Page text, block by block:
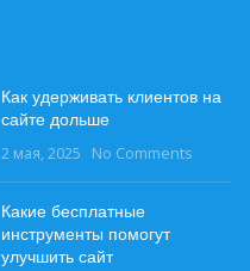
Как удерживать клиентов на
сайте дольше
2 мая, 2025 No Comments
Какие бесплатные
инструменты помогут
улучшить сайт